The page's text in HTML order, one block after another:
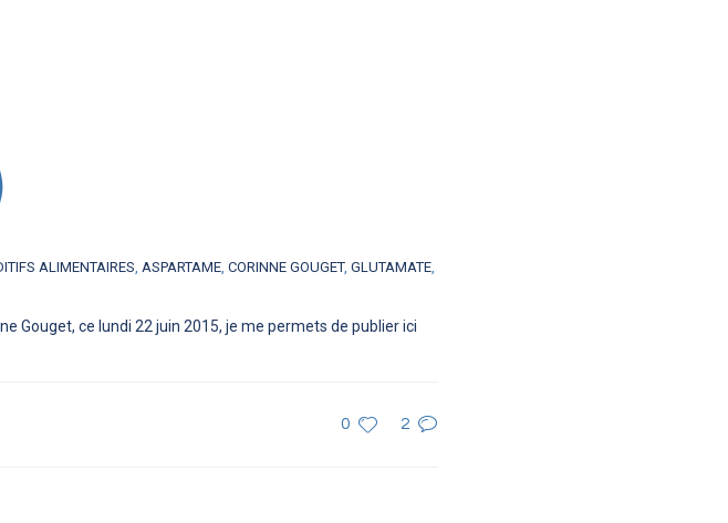
ALIMENTAIRES, ASPARTAME, CORINNE GOUGET, GLUTAMATE,
Gouget, ce lundi 22 juin 2015, je me permets de publier ici
0 2